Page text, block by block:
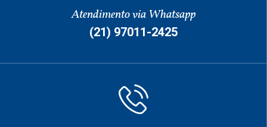
Atendimento via Whatsapp
(21) 97011-2425